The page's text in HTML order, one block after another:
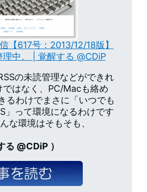
【617号：2013/12/18版】
中。 | 覚醒する @CDiP
の未読管理などができれ
ではなく、PC/Macも絡め
るわけでまさに「いつでも
」って環境になるわけです
な環境はそもそも、
る @CDiP ）